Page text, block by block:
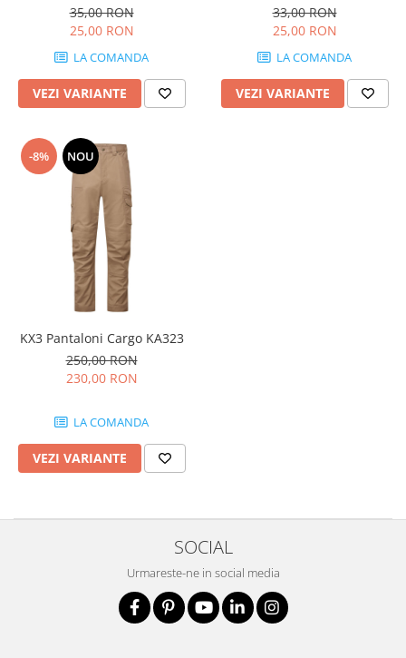
35,00 RON
25,00 RON
LA COMANDA
VEZI VARIANTE
33,00 RON
25,00 RON
LA COMANDA
VEZI VARIANTE
-8% NOU
KX3 Pantaloni Cargo KA323
250,00 RON
230,00 RON
LA COMANDA
VEZI VARIANTE
SOCIAL
Urmareste-ne in social media